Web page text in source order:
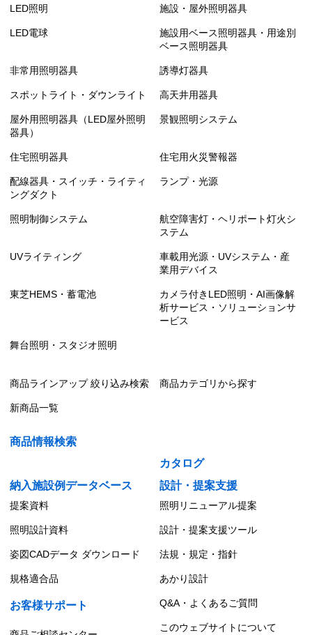
LED照明 施設・屋外照明器具
LED電球
施設用ベース照明器具・用途別
ベース照明器具
非常用照明器具 誘導灯器具
スポットライト・ダウンライト 高天井用器具
屋外用照明器具（LED屋外照明
器具）
景観照明システム
住宅照明器具 住宅用火災警報器
配線器具・スイッチ・ライティ
ングダクト
ランプ・光源
照明制御システム
航空障害灯・ヘリポート灯火シ
ステム
UVライティング
車載用光源・UVシステム・産
業用デバイス
東芝HEMS・蓄電池
カメラ付きLED照明・AI画像解
析サービス・ソリューションサ
ービス
舞台照明・スタジオ照明
商品ラインアップ 絞り込み検索 商品カテゴリから探す
新商品一覧
商品情報検索
カタログ
納入施設例データベース
設計・提案支援
提案資料 照明リニューアル提案
照明設計資料 設計・提案支援ツール
姿図CADデータ ダウンロード 法規・規定・指針
規格適合品 あかり設計
お客様サポート Q&A・よくあるご質問
このウェブサイトについて